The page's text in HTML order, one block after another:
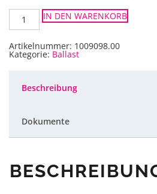
SwissBlock
Standard-
Block
1,5
x
IN DEN WARENKORB
Artikelnummer: 1009098.00
Kategorie: Ballast
Beschreibung
Dokumente